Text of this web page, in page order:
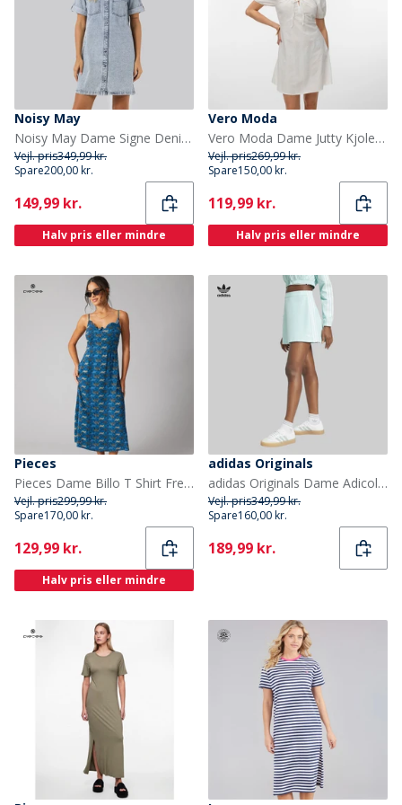
Noisy May
Noisy May Dame Signe Denim Kjole Light Blue Denim
Vejl. pris349,99 kr.
Spare200,00 kr.
Current
149,99 kr.
Halv pris eller mindre
Vero Moda
Vero Moda Dame Jutty Kjole Snow White
Vejl. pris269,99 kr.
Spare150,00 kr.
Current
119,99 kr.
Halv pris eller mindre
Pieces
Pieces Dame Billo T Shirt French Blue Leopards
Vejl. pris299,99 kr.
Spare170,00 kr.
Current
129,99 kr.
Halv pris eller mindre
adidas Originals
adidas Originals Dame Adicolor 3 striber Mini Nederdel Semi Flash Aqua
Vejl. pris349,99 kr.
Spare160,00 kr.
Current
189,99 kr.